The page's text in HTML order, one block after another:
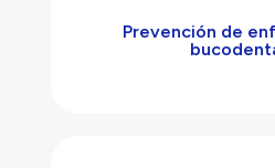
Prevención de